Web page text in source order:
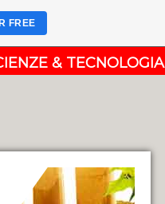
& TECNOLOGIA
FREE